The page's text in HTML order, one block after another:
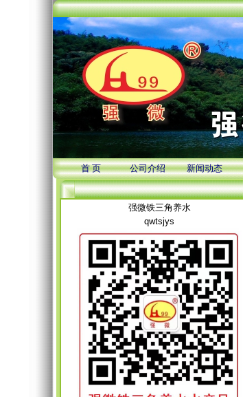
首 页 公司介绍 新闻动态
强微铁三角养水
qwtsjys